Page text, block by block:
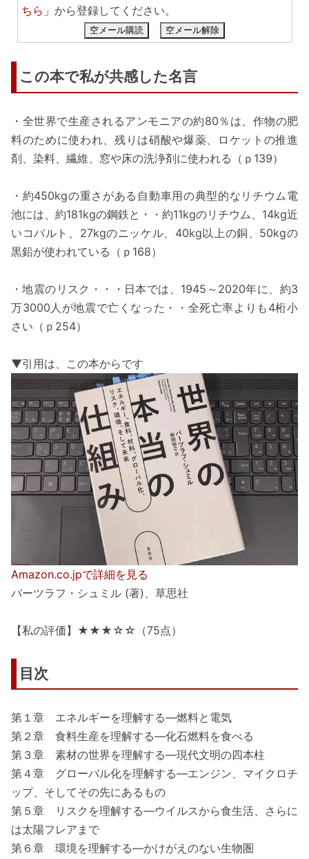
ちら」 から登録してください。
空メール購読 空メール解除
この本で私が共感した名言
・全世界で生産されるアンモニアの約80％は、作物の肥
料のために使われ、残りは硝酸や爆薬、ロケットの推進
剤、染料、繊維、窓や床の洗浄剤に使われる（ｐ139）
・約450kgの重さがある自動車用の典型的なリチウム電
池には、約181kgの鋼鉄と・・約11kgのリチウム、14kg近
いコバルト、27kgのニッケル、40kg以上の銅、50kgの
黒鉛が使われている（ｐ168）
・地震のリスク・・・日本では、1945～2020年に、約3
万3000人が地震で亡くなった・・全死亡率よりも4桁小
さい（ｐ254）
▼引用は、この本からです
Amazon.co.jpで詳細を見る
バーツラフ・シュミル (著)、草思社
【私の評価】★★★☆☆（75点）
目次
第１章 エネルギーを理解する―燃料と電気
第２章 食料生産を理解する―化石燃料を食べる
第３章 素材の世界を理解する―現代文明の四本柱
第４章 グローバル化を理解する―エンジン、マイクロチ
ップ、そしてその先にあるもの
第５章 リスクを理解する―ウイルスから食生活、さらに
は太陽フレアまで
第６章 環境を理解する―かけがえのない生物圏